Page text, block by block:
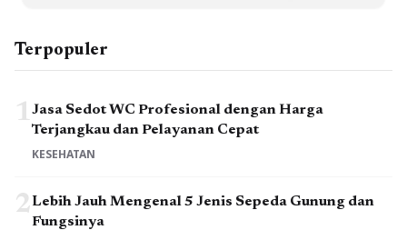
Terpopuler
1Jasa Sedot WC Profesional dengan Harga
Terjangkau dan Pelayanan Cepat
KESEHATAN
2Lebih Jauh Mengenal 5 Jenis Sepeda Gunung dan
Fungsinya